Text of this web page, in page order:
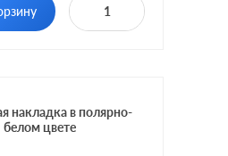
поворотно-нажимной,
поворотный, с
накладка в полярно-
белом цвете